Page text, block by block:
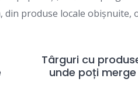
produse locale obișnuite,
Târguri cu
unde poți merge